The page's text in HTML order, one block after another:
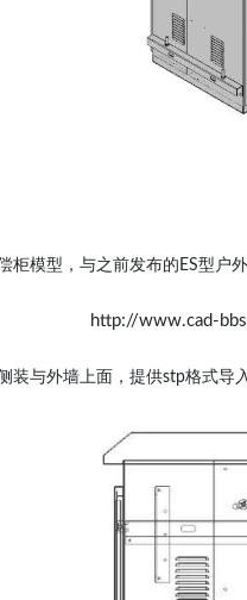
柜模型，与之前发布的ES型户
http://www.cad-
装与外墙上面， 提供stp格式导入